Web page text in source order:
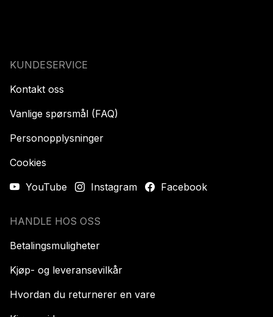
KUNDESERVICE
Kontakt oss
Vanlige spørsmål (FAQ)
Personopplysninger
Cookies
YouTube
Instagram Facebook
HANDLE HOS OSS
Betalingsmuligheter
Kjøp- og leveransevilkår
Hvordan du returnerer en vare